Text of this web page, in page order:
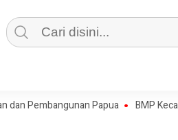
Papua BMP Kecam Aksi